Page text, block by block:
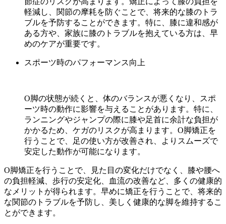
軽減し、関節の摩耗を防ぐことで、将来的な膝のトラ
ブルを予防することができます。特に、膝に違和感が
ある方や、家族に膝のトラブルを抱えている方は、早
めのケアが重要です。
スポーツ時のパフォーマンス向上
O脚の状態が続くと、体のバランスが悪くなり、スポ
ーツ時の動作に影響を与えることがあります。特に、
ランニングやジャンプの際に膝や足首に余計な負担が
かかるため、ケガのリスクが高まります。O脚矯正を
行うことで、足の使い方が改善され、よりスムーズで
安定した動作が可能になります。
O脚矯正を行うことで、見た目の変化だけでなく、膝や腰へ
の負担軽減、歩行の安定化、血流の改善など、多くの健康的
なメリットが得られます。早めに矯正を行うことで、将来的
な関節のトラブルを予防し、美しく健康的な脚を維持するこ
とができます。